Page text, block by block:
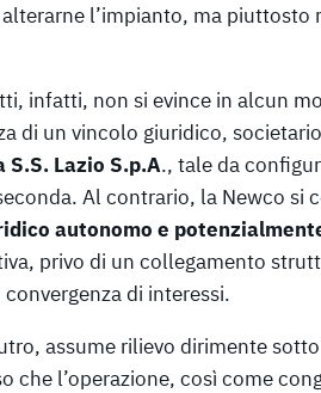
l’impianto, ma piuttosto
infatti, non si evince in alcun
di un vincolo giuridico,
S.S. Lazio S.p.A., tale da
Al contrario, la Newco si
autonomo e
privo di un collegamento
di interessi.
assume rilievo dirimente
che l’operazione, così come